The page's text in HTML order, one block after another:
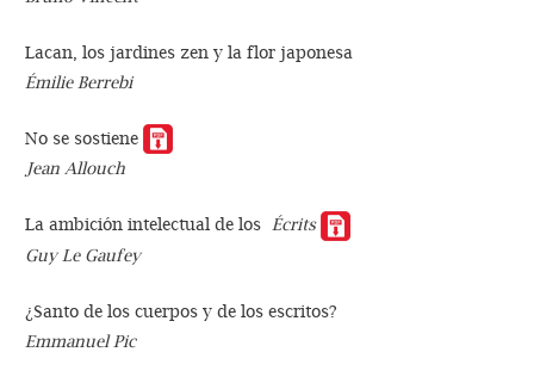
Lacan, los jardines zen y la flor japonesa
Émilie Berrebi
No se sostiene
Jean Allouch
La ambición intelectual de losÉcrits
Guy Le Gaufey
¿Santo de los cuerpos y de los escritos?
Emmanuel Pic